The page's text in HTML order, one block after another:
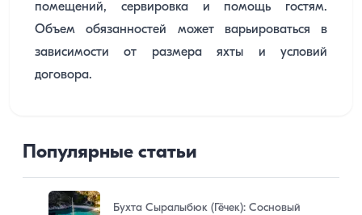
помещений, сервировка и помощь гостям.
Объем обязанностей может варьироваться в
зависимости от размера яхты и условий
договора.
Популярные статьи
Бухта Сыралыбюк (Гёчек): Сосновый